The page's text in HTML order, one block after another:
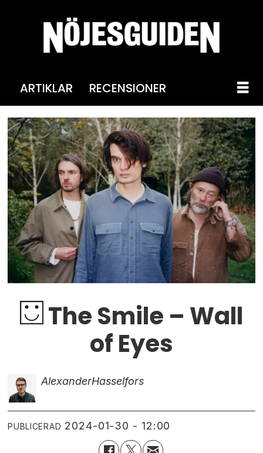
ARTIKLAR RECENSIONER
The Smile – Wall
of Eyes
AlexanderHasselfors
PUBLICERAD 2024-01-30 - 12:00